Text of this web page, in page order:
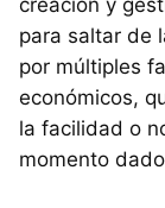
creación y
para saltar de
por múltiples
económicos,
la facilidad o
momento